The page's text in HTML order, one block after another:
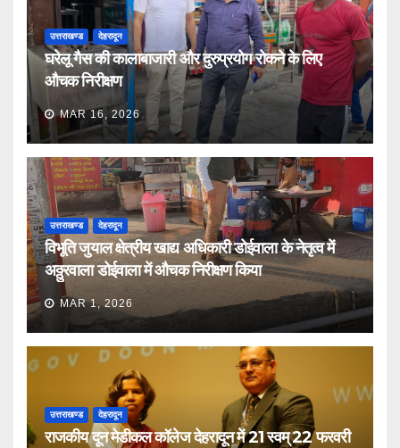
उत्तराखण्ड देहरादून
घरेलू गैस की कालाबाजारी और दुरुप्रयोग रोकने के लिए
औचक निरीक्षण
MAR 16, 2026
उत्तराखण्ड देहरादून
विभूति जुयाल क्षेत्रीय खाद्य अधिकारी डोईवाला के नेतृत्व में
अठ्ठुरवाला डोईवाला में औचक निरीक्षण किया
MAR 1, 2026
उत्तराखण्ड देहरादून
राजकीय दून मेडीकल कॉलेज देहरादून में 21 स्वम् 22 फरवरी